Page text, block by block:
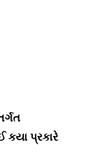
કયા પ્રકારે